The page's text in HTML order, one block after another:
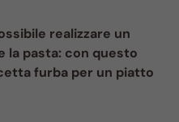
realizzare un
la pasta: con questo
furba per un piatto